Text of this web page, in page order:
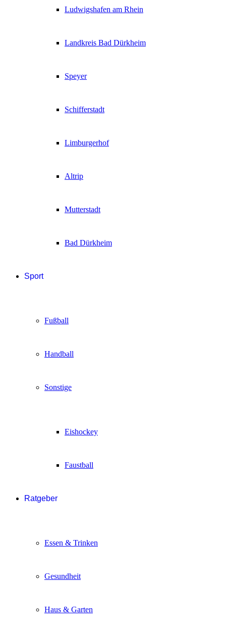
Ludwigshafen am Rhein
Landkreis Bad Dürkheim
Speyer
Schifferstadt
Limburgerhof
Altrip
Mutterstadt
Bad Dürkheim
Sport
Fußball
Handball
Sonstige
Eishockey
Faustball
Ratgeber
Essen & Trinken
Gesundheit
Haus & Garten